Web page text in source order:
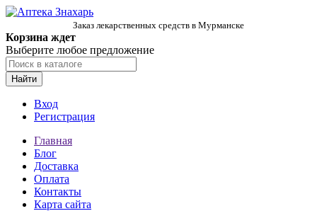
Заказ лекарственных средств в Мурманске
Корзина ждет
Выберите любое предложение
Найти
Вход
Регистрация
Главная
Блог
Доставка
Оплата
Контакты
Карта сайта